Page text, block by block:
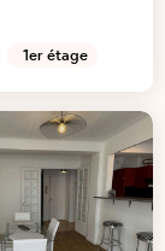
1er étage